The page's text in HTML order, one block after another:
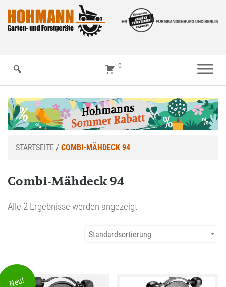
0
STARTSEITE / COMBI-MÄHDECK 94
Combi-Mähdeck 94
Alle 2 Ergebnisse werden angezeigt
Standardsortierung
Neu!